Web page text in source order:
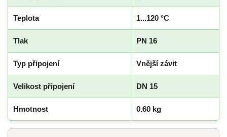
Teplota 1...120 °C
Tlak PN 16
Typ připojení Vnější závit
Velikost připojení DN 15
Hmotnost 0.60 kg